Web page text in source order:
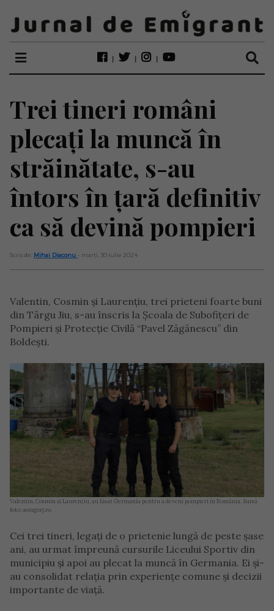
Trei tineri români
plecați la muncă în
străinătate, s-au
întors în țară definitiv
ca să devină pompieri
Scris de: Mihai Diaconu - marți, 30 iulie 2024
Valentin, Cosmin și Laurențiu, trei prieteni foarte buni
din Târgu Jiu, s-au înscris la Școala de Subofițeri de
Pompieri și Protecție Civilă “Pavel Zăgănescu” din
Boldești.
Valentin, Cosmin și Laurențiu, au lăsat Germania pentru a deveni pompieri în România. Sursă
foto: asingorj.ro.
Cei trei tineri, legați de o prietenie lungă de peste șase
ani, au urmat împreună cursurile Liceului Sportiv din
municipiu și apoi au plecat la muncă în Germania. Ei și-
au consolidat relația prin experiențe comune și decizii
importante de viață.